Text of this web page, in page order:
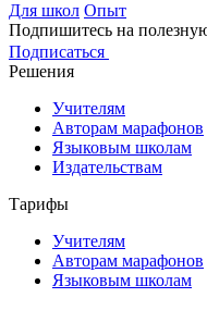
Для школ Опыт
Подпишитесь на
Подписаться
Решения
Учителям
Авторам марафонов
Языковым школам
Издательствам
Тарифы
Учителям
Авторам марафонов
Языковым школам